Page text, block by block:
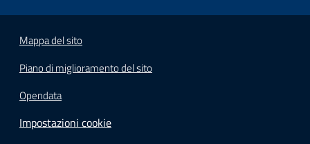
Mappa del sito
Piano di miglioramento del sito
Opendata
Impostazioni cookie